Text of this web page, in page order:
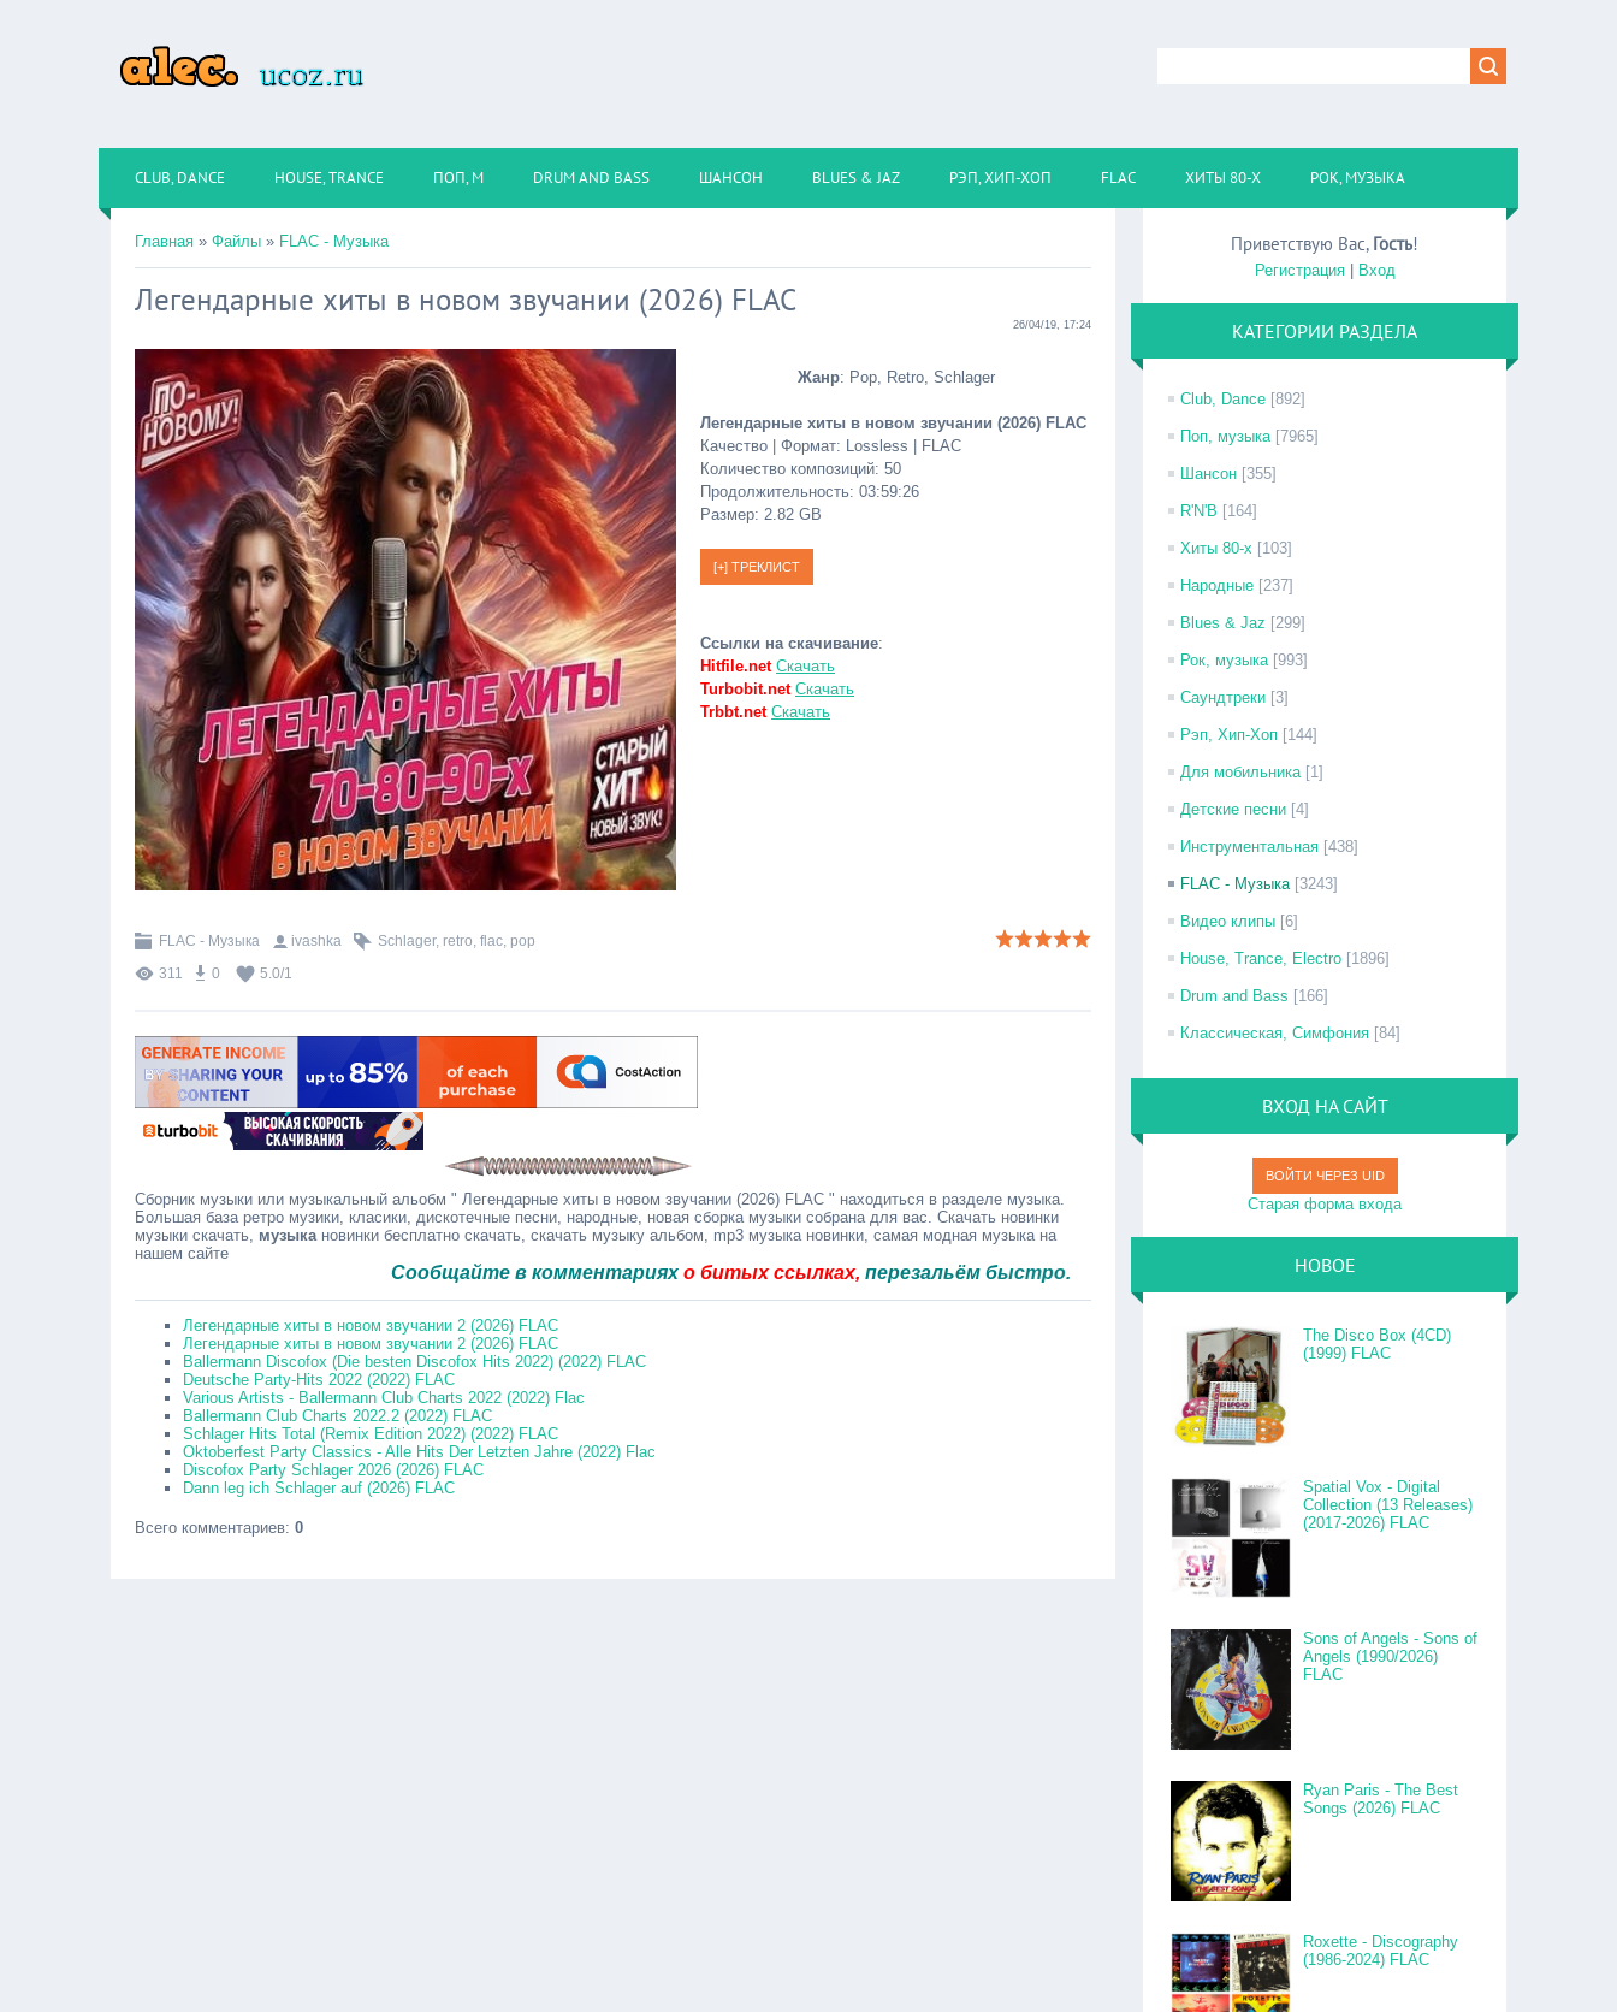
CLUB, DANCE HOUSE, TRANCE ПОП, М DRUM AND BASS ШАНСОН BLUES & JAZ РЭП, ХИП-ХОП FLAC ХИТЫ 80-Х РОК, МУЗЫКА
Главная » Файлы » FLAC - Музыка
Легендарные хиты в новом звучании (2026) FLAC
26/04/19, 17:24
Жанр: Pop, Retro, Schlager
Легендарные хиты в новом звучании (2026) FLAC
Качество | Формат: Lossless | FLAC
Количество композиций: 50
Продолжительность: 03:59:26
Размер: 2.82 GB
Ссылки на скачивание:
Hitfile.net Скачать
Turbobit.net Скачать
Trbbt.net Скачать
FLAC - Музыка ivashka Schlager, retro, flac, pop
311
0 5.0/1
Сборник музыки или музыкальный альобм " Легендарные хиты в новом звучании (2026) FLAC " находиться в разделе музыка.
Большая база ретро музики, класики, дискотечные песни, народные, новая сборка музыки собрана для вас. Скачать новинки
музыки скачать, музыкановинки бесплатно скачать, скачать музыку альбом, mp3 музыка новинки, самая модная музыка на
нашем сайте
Сообщайте в комментарияхо битых ссылках,перезальём быстро.
Легендарные хиты в новом звучании 2 (2026) FLAC
Легендарные хиты в новом звучании 2 (2026) FLAC
Ballermann Discofox (Die besten Discofox Hits 2022) (2022) FLAC
Deutsche Party-Hits 2022 (2022) FLAC
Various Artists - Ballermann Club Charts 2022 (2022) Flac
Ballermann Club Charts 2022.2 (2022) FLAC
Schlager Hits Total (Remix Edition 2022) (2022) FLAC
Oktoberfest Party Classics - Alle Hits Der Letzten Jahre (2022) Flac
Discofox Party Schlager 2026 (2026) FLAC
Dann leg ich Schlager auf (2026) FLAC
Всего комментариев: 0
Приветствую Вас, Гость!
Регистрация| Вход
КАТЕГОРИИ РАЗДЕЛА
Club, Dance [892]
Поп, музыка [7965]
Шансон [355]
R'N'B [164]
Хиты 80-х [103]
Народные [237]
Blues & Jaz [299]
Рок, музыка [993]
Саундтреки [3]
Рэп, Хип-Хоп [144]
Для мобильника [1]
Детские песни [4]
Инструментальная [438]
FLAC - Музыка [3243]
Видео клипы [6]
House, Trance, Electro [1896]
Drum and Bass [166]
Классическая, Симфония [84]
ВХОД НА САЙТ
ВОЙТИ ЧЕРЕЗ UID
Старая форма входа
НОВОЕ
The Disco Box (4CD)
(1999) FLAC
Spatial Vox - Digital
Collection (13 Releases)
(2017-2026) FLAC
Sons of Angels - Sons of
Angels (1990/2026)
FLAC
Ryan Paris - The Best
Songs (2026) FLAC
Roxette - Discography
(1986-2024) FLAC